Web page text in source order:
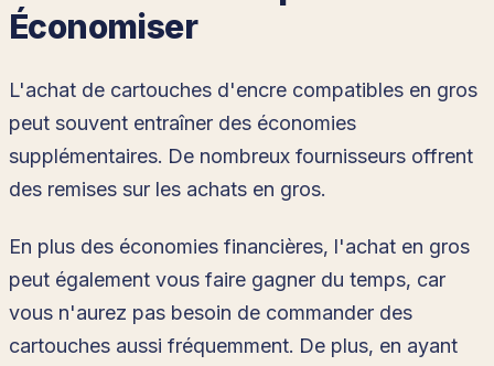
Économiser
L'achat de cartouches d'encre compatibles en gros
peut souvent entraîner des économies
supplémentaires. De nombreux fournisseurs offrent
des remises sur les achats en gros.
En plus des économies financières, l'achat en gros
peut également vous faire gagner du temps, car
vous n'aurez pas besoin de commander des
cartouches aussi fréquemment. De plus, en ayant